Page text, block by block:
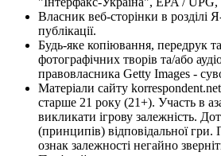
Власник веб-сторінки в розділі
публікації.
Будь-яке копіювання, передрук
фотографічних творів та/або
правовласника Getty Images -
Матеріали сайту
старше 21 року (21+). Участь в
викликати ігрову залежність.
(принципів) відповідальної
ознак залежності негайно